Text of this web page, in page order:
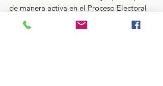
de manera activa en el Proceso Electoral
Judicial Extraordinario 2025 del Estado
de México.